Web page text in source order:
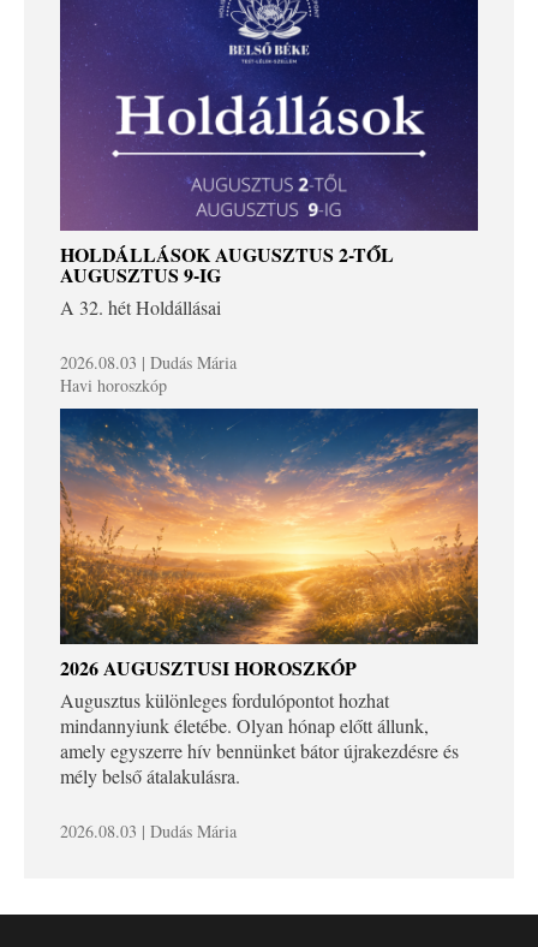
HOLDÁLLÁSOK AUGUSZTUS 2-TŐL
AUGUSZTUS 9-IG
A 32. hét Holdállásai
2026.08.03 | Dudás Mária
Havi horoszkóp
2026 AUGUSZTUSI HOROSZKÓP
Augusztus különleges fordulópontot hozhat
mindannyiunk életébe. Olyan hónap előtt állunk,
amely egyszerre hív bennünket bátor újrakezdésre és
mély belső átalakulásra.
2026.08.03 | Dudás Mária